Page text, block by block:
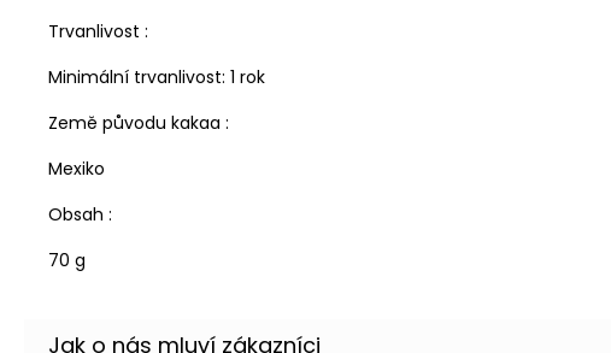
Trvanlivost :
Minimální trvanlivost: 1 rok
Země původu kakaa :
Mexiko
Obsah :
70 g